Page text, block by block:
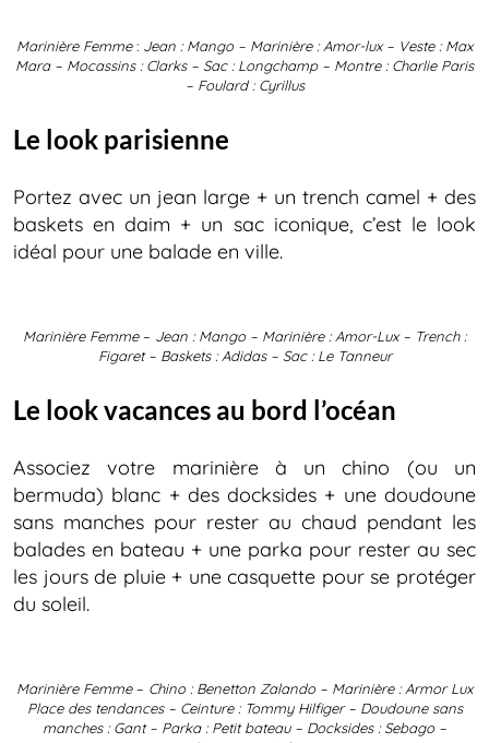
Marinière Femme: Jean : Mango – Marinière : Amor-lux – Veste : Max
Mara – Mocassins : Clarks – Sac : Longchamp – Montre : Charlie Paris
– Foulard : Cyrillus
Le look parisienne
Portez avec un jean large + un trench camel + des
baskets en daim + un sac iconique, c’est le look
idéal pour une balade en ville.
Marinière Femme– Jean : Mango – Marinière : Amor-Lux – Trench :
Figaret – Baskets : Adidas – Sac : Le Tanneur
Le look vacances au bord l’océan
Associez votre marinière à un chino (ou un
bermuda) blanc + des docksides + une doudoune
sans manches pour rester au chaud pendant les
balades en bateau + une parka pour rester au sec
les jours de pluie + une casquette pour se protéger
du soleil.
Marinière Femme– Chino : Benetton Zalando – Marinière : Armor Lux
Place des tendances – Ceinture : Tommy Hilfiger – Doudoune sans
manches : Gant – Parka : Petit bateau – Docksides : Sebago –